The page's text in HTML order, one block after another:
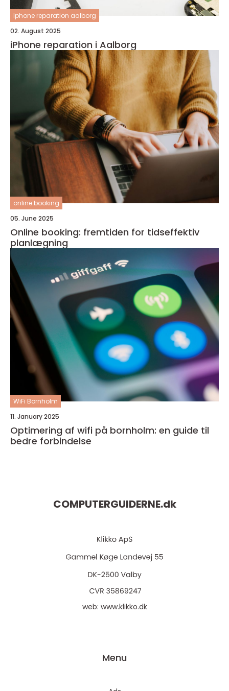
Iphone reparation aalborg
02. August 2025
iPhone reparation i Aalborg
online booking
05. June 2025
Online booking: fremtiden for tidseffektiv
planlægning
WiFi Bornholm
11. January 2025
Optimering af wifi på bornholm: en guide til
bedre forbindelse
COMPUTERGUIDERNE.dk
web: www.klikko.dk
Menu